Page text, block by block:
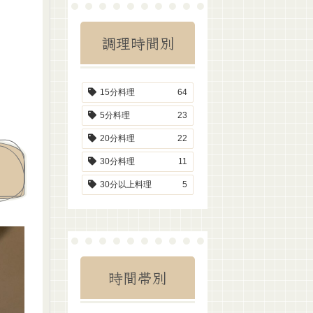
調理時間別
15分料理 64
5分料理 23
20分料理 22
30分料理 11
30分以上料理 5
時間帯別